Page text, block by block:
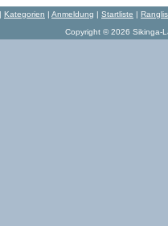
| Kategorien | Anmeldung | Startliste |
Copyright © 2026 Sikinga-